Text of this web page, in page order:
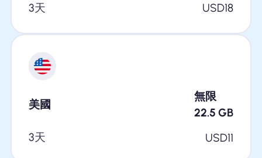
3天
USD18
美國
無限
22.5 GB
3天
USD11